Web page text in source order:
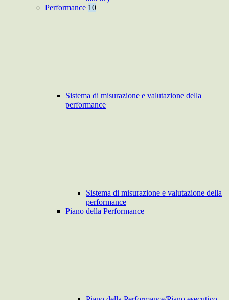
Performance 10
Sistema di misurazione e valutazione della
performance
Sistema di misurazione e valutazione della
performance
Piano della Performance